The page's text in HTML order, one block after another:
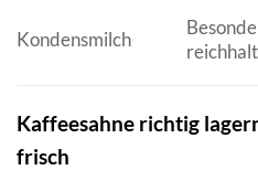
Kondensmilch
Kaffeesahne richtig
frisch